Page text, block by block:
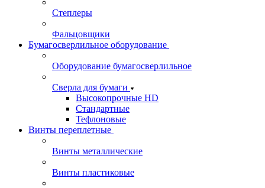
Степлеры
Фальцовщики
Бумагосверлильное оборудование
Оборудование бумагосверлильное
Сверла для бумаги
Высокопрочные HD
Стандартные
Тефлоновые
Винты переплетные
Винты металлические
Винты пластиковые